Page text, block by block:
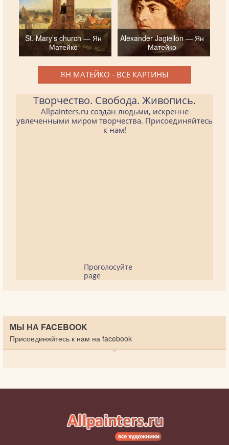
St. Mary’s church — Ян
Матейко
Alexander Jagiellon — Ян
Матейко
ЯН МАТЕЙКО - ВСЕ КАРТИНЫ
Творчество. Свобода. Живопись.
Allpainters.ru создан людьми, искренне
увлеченными миром творчества. Присоединяйтесь
к нам!
Проголосуйте
page
МЫ НА FACEBOOK
Присоединяйтесь к нам на facebook